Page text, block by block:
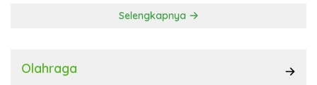
Selengkapnya
Olahraga